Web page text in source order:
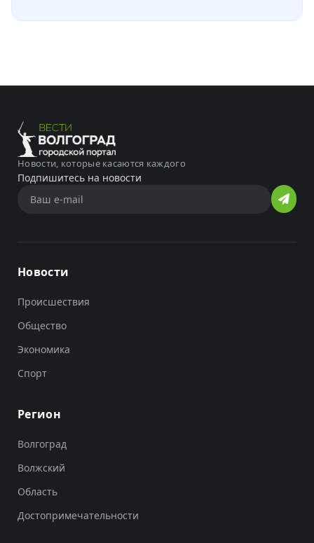
Новости, которые касаются каждого
Подпишитесь на новости
Новости
Происшествия
Общество
Экономика
Спорт
Регион
Волгоград
Волжский
Область
Достопримечательности